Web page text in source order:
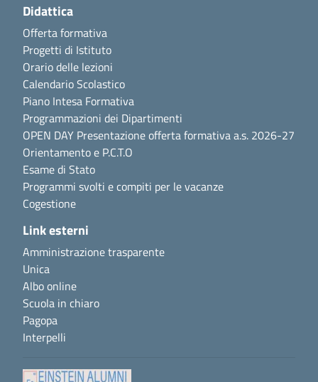
Didattica
Offerta formativa
Progetti di Istituto
Orario delle lezioni
Calendario Scolastico
Piano Intesa Formativa
Programmazioni dei Dipartimenti
OPEN DAY Presentazione offerta formativa a.s. 2026-27
Orientamento e P.C.T.O
Esame di Stato
Programmi svolti e compiti per le vacanze
Cogestione
Link esterni
Amministrazione trasparente
Unica
Albo online
Scuola in chiaro
Pagopa
Interpelli